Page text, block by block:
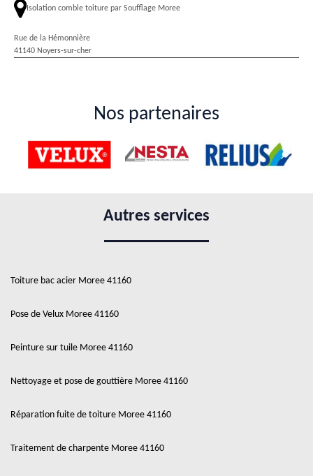
Isolation comble toiture par Soufflage Moree
Rue de la Hémonnière
41140 Noyers-sur-cher
Nos partenaires
Autres services
Toiture bac acier Moree 41160
Pose de Velux Moree 41160
Peinture sur tuile Moree 41160
Nettoyage et pose de gouttière Moree 41160
Réparation fuite de toiture Moree 41160
Traitement de charpente Moree 41160